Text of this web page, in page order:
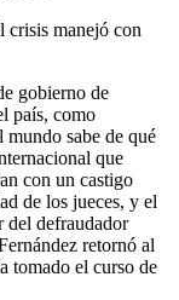
crisis manejó con
gobierno de
país, como
mundo sabe de qué
que
con un castigo
de los jueces, y el
del defraudador
retornó al
tomado el curso de